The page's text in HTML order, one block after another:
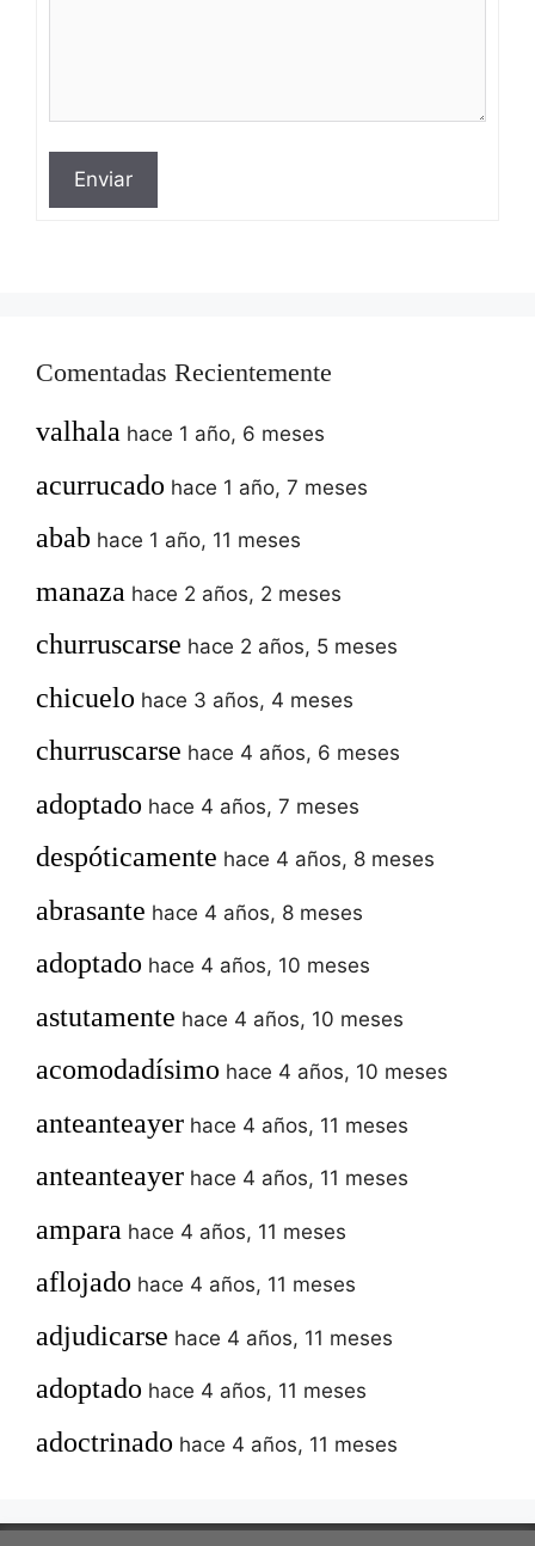
Enviar
Comentadas Recientemente
valhala hace 1 año, 6 meses
acurrucado hace 1 año, 7 meses
abab hace 1 año, 11 meses
manaza hace 2 años, 2 meses
churruscarse hace 2 años, 5 meses
chicuelo hace 3 años, 4 meses
churruscarse hace 4 años, 6 meses
adoptado hace 4 años, 7 meses
despóticamente hace 4 años, 8 meses
abrasante hace 4 años, 8 meses
adoptado hace 4 años, 10 meses
astutamente hace 4 años, 10 meses
acomodadísimo hace 4 años, 10 meses
anteanteayer hace 4 años, 11 meses
anteanteayer hace 4 años, 11 meses
ampara hace 4 años, 11 meses
aflojado hace 4 años, 11 meses
adjudicarse hace 4 años, 11 meses
adoptado hace 4 años, 11 meses
adoctrinado hace 4 años, 11 meses